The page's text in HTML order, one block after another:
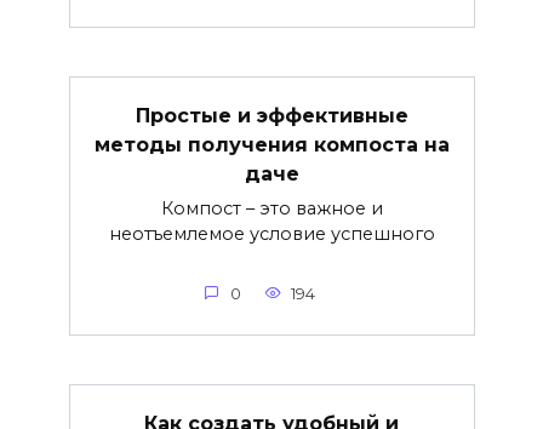
Простые и эффективные
методы получения компоста на
даче
Компост – это важное и
неотъемлемое условие успешного
0 194
Как создать удобный и